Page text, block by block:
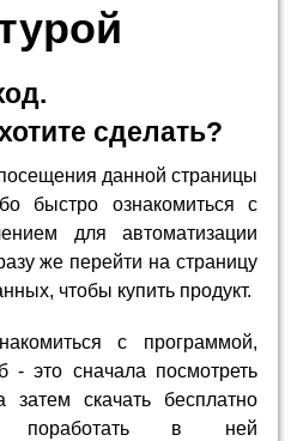
сделать?
данной страницы
быстро ознакомиться с
для автоматизации
же перейти на страницу
чтобы купить продукт.
с программой,
это сначала посмотреть
затем скачать бесплатно
в ней